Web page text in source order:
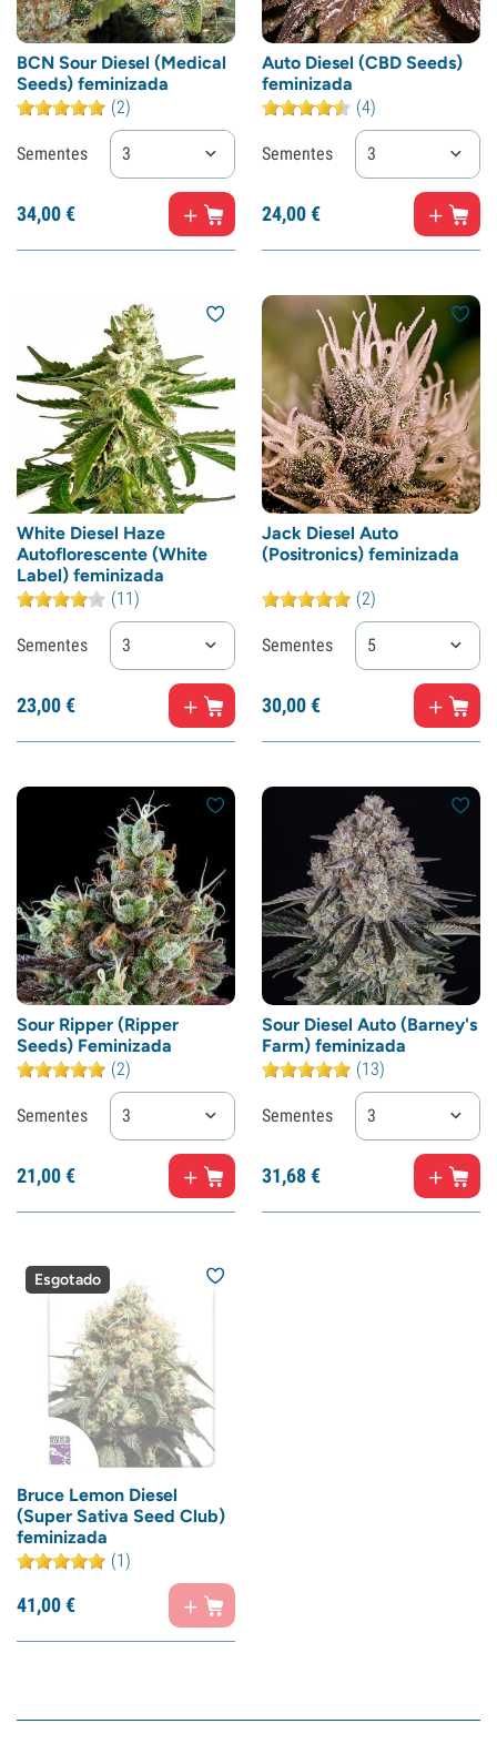
BCN Sour Diesel (Medical
Seeds) feminizada
(2)
Sementes 3
34,00€
Auto Diesel (CBD Seeds)
feminizada
(4)
Sementes 3
24,00€
White Diesel Haze
Autoflorescente (White
Label) feminizada
(11)
Sementes 3
23,00€
Jack Diesel Auto
(Positronics) feminizada
(2)
Sementes 5
30,00€
Sour Ripper (Ripper
Seeds) Feminizada
(2)
Sementes 3
21,00€
Sour Diesel Auto (Barney's
Farm) feminizada
(13)
Sementes 3
31,68€
Esgotado
Bruce Lemon Diesel
(Super Sativa Seed Club)
feminizada
(1)
41,00€